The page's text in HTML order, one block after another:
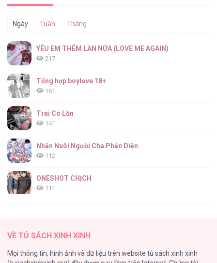
Ngày Tuần Tháng
YÊU EM THÊM LẦN NỮA (LOVE ME AGAIN)
217
Tổng hợp boylove 18+
161
Trai Có Lồn
141
Nhận Nuôi Người Cha Phản Diện
112
ONESHOT CHỊCH
111
98
VỀ TỦ SÁCH XINH XINH
Mọi thông tin, hình ảnh và dữ liệu trên website tủ sách xinh xinh